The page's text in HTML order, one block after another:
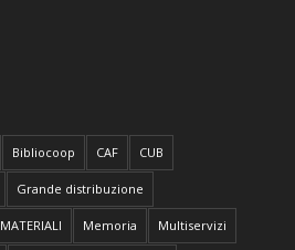
Bibliocoop CAF CUB
Grande distribuzione
MATERIALI Memoria Multiservizi